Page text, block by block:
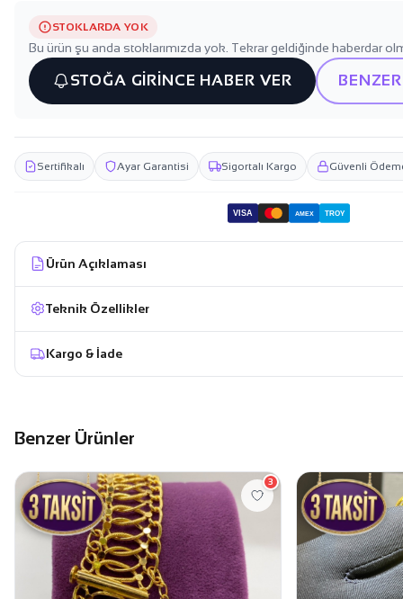
STOKLARDA YOK
Bu ürün şu anda stoklarımızda yok. Tekrar geldiğinde haberdar
STOĞA GİRİNCE HABER VER
Sertifikalı Ayar Garantisi Sigortalı Kargo Güvenli
VISA AMEX TROY
Ürün Açıklaması
Teknik Özellikler
Kargo & İade
Benzer Ürünler
3